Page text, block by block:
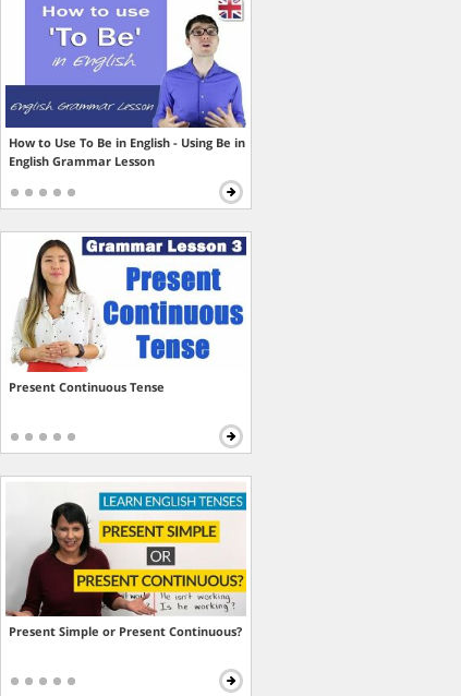
How to Use To Be in English - Using Be in
English Grammar Lesson
Present Continuous Tense
Present Simple or Present Continuous?